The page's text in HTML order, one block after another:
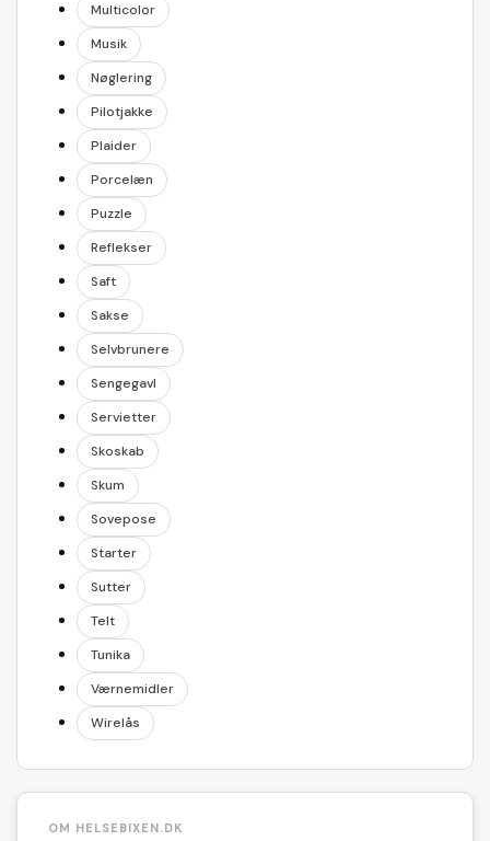
Multicolor
Musik
Nøglering
Pilotjakke
Plaider
Porcelæn
Puzzle
Reflekser
Saft
Sakse
Selvbrunere
Sengegavl
Servietter
Skoskab
Skum
Sovepose
Starter
Sutter
Telt
Tunika
Værnemidler
Wirelås
OM HELSEBIXEN.DK